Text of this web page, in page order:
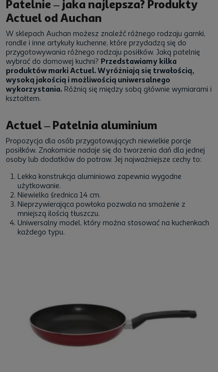
Patelnie – jaka najlepsza? Produkty
Actuel od Auchan
W sklepach Auchan możesz znaleźć różnego rodzaju garnki,
rondle i inne artykuły kuchenne, które przydadzą się do
przygotowywania różnego rodzaju posiłków. Jaką patelnię
wybrać do domowej kuchni? Przedstawiamy kilka
produktów marki Actuel. Wyróżniają się trwałością,
wysoką jakością i możliwością uniwersalnego
wykorzystania. Różnią się między sobą głównie wymiarami i
kształtem.
Actuel – Patelnia aluminium
Propozycja dla osób przygotowujących niewielkie porcje
posiłków. Znakomicie nadaje się do tworzenia dań dla jednej
osoby lub dodatków do potraw. Jej najważniejsze cechy to:
Lekka konstrukcja aluminiowa zapewnia wygodne
użytkowanie.
Niewielka średnica 14 cm.
Nieprzywierająca powłoka pozwala na smażenie z
mniejszą ilością tłuszczu.
Uniwersalny model, który można stosować na kuchenkach
każdego typu.